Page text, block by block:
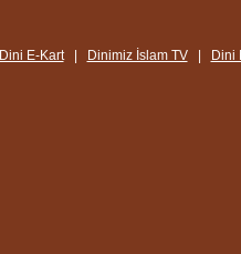
Dini E-Kart| Dinimiz İslam TV| Dini